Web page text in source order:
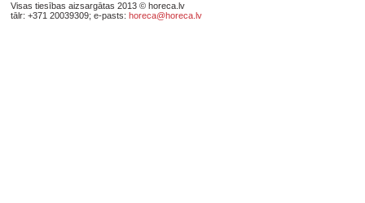
Visas tiesības aizsargātas 2013 © horeca.lv
tālr: +371 20039309; e-pasts: horeca@horeca.lv